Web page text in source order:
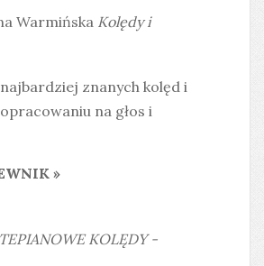
Warmińska Kolędy i
znanych kolęd i
na głos i
»
KOLĘDY -